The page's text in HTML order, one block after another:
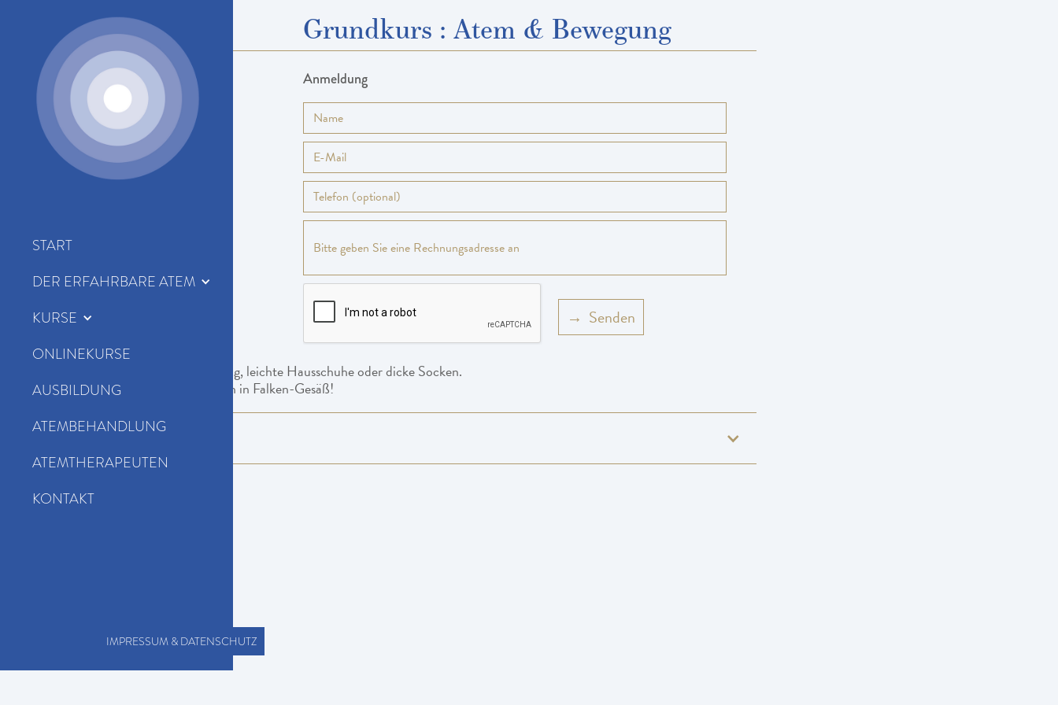
START
DER ERFAHRBARE ATEM
KURSE
ONLINEKURSE
AUSBILDUNG
ATEMBEHANDLUNG
ATEMTHERAPEUTEN
KONTAKT
IMPRESSUM & DATENSCHUTZ
06.11.–08.11 Grundkurs : Atem & Bewegung
Ort
Oberzent
Voraussetzungen
keine
Kosten
Sa.: 9:00 – 12:30 und
15:30 – 18:00
Anmeldung
Weite Kleidung, leichte Hausschuhe oder dicke Socken.
Keine Einkaufsmöglichkeiten in Falken-Gesäß!
Kursinhalte